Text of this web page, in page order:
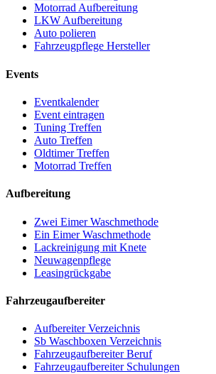
Motorrad Aufbereitung
LKW Aufbereitung
Auto polieren
Fahrzeugpflege Hersteller
Events
Eventkalender
Event eintragen
Tuning Treffen
Auto Treffen
Oldtimer Treffen
Motorrad Treffen
Aufbereitung
Zwei Eimer Waschmethode
Ein Eimer Waschmethode
Lackreinigung mit Knete
Neuwagenpflege
Leasingrückgabe
Fahrzeugaufbereiter
Aufbereiter Verzeichnis
Sb Waschboxen Verzeichnis
Fahrzeugaufbereiter Beruf
Fahrzeugaufbereiter Schulungen